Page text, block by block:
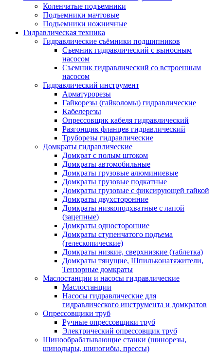
Коленчатые подъемники
Подъемники мачтовые
Подъемники ножничные
Гидравлическая техника
Гидравлические съёмники подшипников
Съемник гидравлический с выносным
насосом
Съемник гидравлический со встроенным
насосом
Гидравлический инструмент
Арматурорезы
Гайкорезы (гайколомы) гидравлические
Кабелерезы
Опрессовщик кабеля гидравлический
Разгонщик фланцев гидравлический
Труборезы гидравлические
Домкраты гидравлические
Домкрат с полым штоком
Домкраты автомобильные
Домкраты грузовые алюминиевые
Домкраты грузовые подкатные
Домкраты грузовые с фиксирующей гайкой
Домкраты двухсторонние
Домкраты низкоподхватные с лапой
(зацепные)
Домкраты односторонние
Домкраты ступенчатого подъема
(телескопические)
Домкраты низкие, сверхнизкие (таблетка)
Домкраты тянущие, Шпильконатяжители,
Тензорные домкраты
Маслостанции и насосы гидравлические
Маслостанции
Насосы гидравлические для
гидравлического инструмента и домкратов
Опрессовщики труб
Ручные опрессовщики труб
Электрический опрессовщик труб
Шинообрабатывающие станки (шинорезы,
шинодыры, шиногибы, прессы)